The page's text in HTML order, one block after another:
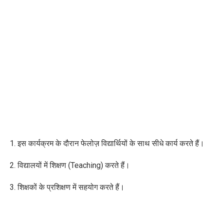
1. इस कार्यक्रम के दौरान फेलोज़ विद्यार्थियों के साथ सीधे कार्य करते हैं।
2. विद्यालयों में शिक्षण (Teaching) करते हैं।
3. शिक्षकों के प्रशिक्षण में सहयोग करते हैं।